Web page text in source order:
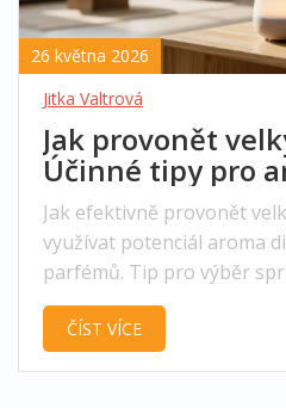
26 května 2026
Jitka Valtrová
Jak provonět
Účinné tipy pro
a bytové parfémy
Jak efektivně provonět
využívat potenciál aroma
parfémů. Tip pro výběr
umístění.
ČÍST VÍCE